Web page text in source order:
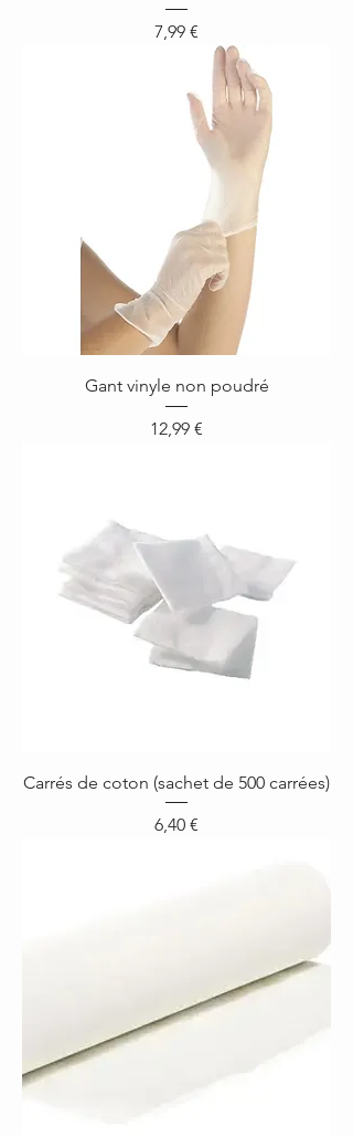
Prix
7,99 €
Gant vinyle non poudré
Prix
12,99 €
Carrés de coton (sachet de 500 carrées)
Prix
6,40 €